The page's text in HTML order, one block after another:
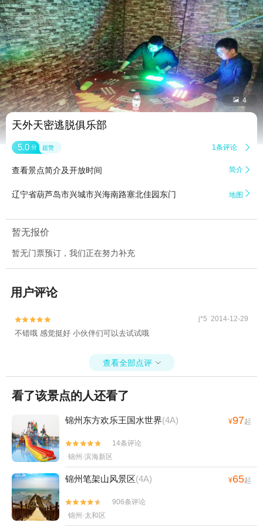
 4
天外天密逃脱俱乐部
5.0 分 超赞 1条评论 
查看景点简介及开放时间 简介 
辽宁省葫芦岛市兴城市兴海南路塞北佳园东门 地图 
暂无报价
暂无门票预订，我们正在努力补充
用户评论

 j*5 2014-12-29
不错哦 感觉挺好 小伙伴们可以去试试哦
查看全部点评 
看了该景点的人还看了
锦州东方欢乐王国水世界(4A) ¥97起


14条评论
锦州·滨海新区
锦州笔架山风景区(4A) ¥65起


906条评论
锦州·太和区
